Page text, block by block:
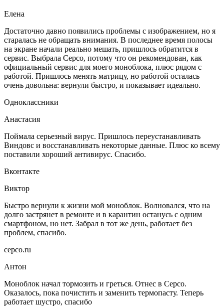
Елена
Достаточно давно появились проблемы с изображением, но я
старалась не обращать внимания. В последнее время полосы
на экране начали реально мешать, пришлось обратится в
сервис. Выбрала Серсо, потому что он рекомендован, как
официальный сервис для моего моноблока, плюс рядом с
работой. Пришлось менять матрицу, но работой осталась
очень довольна: вернули быстро, и показывает идеально.
Одноклассники
Анастасия
Поймала серьезный вирус. Пришлось переустанавливать
Виндовс и восстанавливать некоторые данные. Плюс ко всему
поставили хороший антивирус. Спасибо.
Вконтакте
Виктор
Быстро вернули к жизни мой моноблок. Волновался, что на
долго застрянет в ремонте и в карантин останусь с одним
смартфоном, но нет. Забрал в тот же день, работает без
проблем, спасибо.
серсо.ru
Антон
Моноблок начал тормозить и греться. Отнес в Серсо.
Оказалось, пока почистить и заменить термопасту. Теперь
работает шустро, спасибо